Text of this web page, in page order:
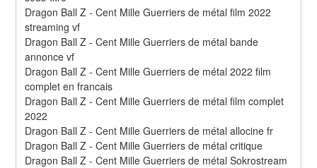
Dragon Ball Z - Cent Mille Guerriers de métal film 2022
streaming vf
Dragon Ball Z - Cent Mille Guerriers de métal bande
annonce vf
Dragon Ball Z - Cent Mille Guerriers de métal 2022 film
complet en francais
Dragon Ball Z - Cent Mille Guerriers de métal film complet
2022
Dragon Ball Z - Cent Mille Guerriers de métal allocine fr
Dragon Ball Z - Cent Mille Guerriers de métal critique
Dragon Ball Z - Cent Mille Guerriers de métal Sokrostream